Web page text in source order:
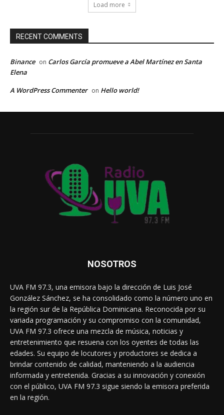
Load more
RECENT COMMENTS
Binance on Carlos García promueve a Abel Martínez en Santa
Elena
A WordPress Commenter on Hello world!
NOSOTROS
UVA FM 97.3, una emisora bajo la dirección de Luis José
González Sánchez, se ha consolidado como la número uno en
la región sur de la República Dominicana. Reconocida por su
variada programación y su compromiso con la comunidad,
UVA FM 97.3 ofrece una mezcla de música, noticias y
entretenimiento que resuena con los oyentes de todas las
edades. Su equipo de locutores y productores se dedica a
brindar contenido de calidad, manteniendo a la audiencia
informada y entretenida. Gracias a su innovación y conexión
con el público, UVA FM 97.3 sigue siendo la emisora preferida
en la región.